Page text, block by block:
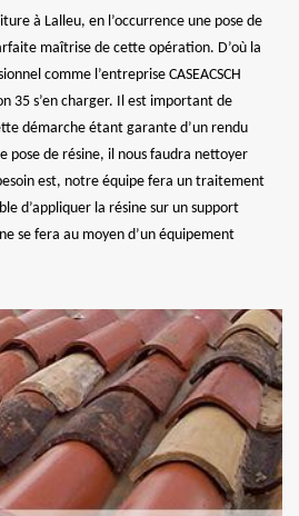
à Lalleu, en l’occurrence une pose de
maîtrise de cette opération. D’où la
comme l’entreprise CASEACSCH
35 s’en charger. Il est important de
démarche étant garante d’un rendu
pose de résine, il nous faudra nettoyer
est, notre équipe fera un traitement
d’appliquer la résine sur un support
se fera au moyen d’un équipement